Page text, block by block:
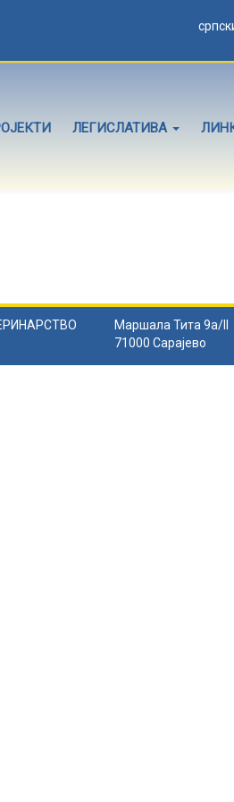
ЛЕГИСЛАТИВА
Маршала Тита 9а/II
71000 Сарајево